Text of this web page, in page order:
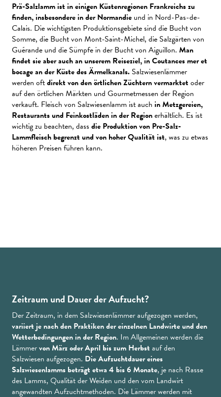
Prä-Salzlamm ist in einigen Küstenregionen Frankreichs zu
finden, insbesondere in der Normandie und in Nord-Pas-de-
Calais. Die wichtigsten Produktionsgebiete sind die Bucht von
Somme, die Bucht von Mont-Saint-Michel, die Salzgärten von
Guérande und die Sümpfe in der Bucht von Aiguillon. Man
findet sie aber auch an unserem Reiseziel, in Coutances mer et
bocage an der Küste des Ärmelkanals. Salzwiesenlämmer
werden oftdirekt von den örtlichen Züchtern vermarktet oder
auf den örtlichen Märkten und Gourmetmessen der Region
verkauft. Fleisch von Salzwiesenlamm ist auch in Metzgereien,
Restaurants und Feinkostläden in der Regionerhältlich. Es ist
wichtig zu beachten, dass die Produktion von Pre-Salz-
Lammfleisch begrenzt und von hoher Qualität ist, was zu etwas
höheren Preisen führen kann.
Zeitraum und Dauer der Aufzucht?
Der Zeitraum, in dem Salzwiesenlämmer aufgezogen werden,
variiert je nach den Praktiken der einzelnen Landwirte und den
Wetterbedingungen in der Region. Im Allgemeinen werden die
Lämmervon März oder April bis zum Herbst auf den
Salzwiesen aufgezogen. Die Aufzuchtdauer eines
Salzwiesenlamms beträgt etwa 4 bis 6 Monate, je nach Rasse
des Lamms, Qualität der Weiden und den vom Landwirt
angewandten Aufzuchtmethoden. Die Lämmer werden mit